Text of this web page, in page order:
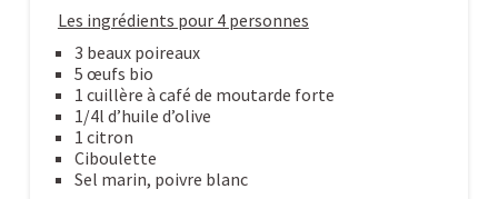
Les ingrédients pour 4 personnes
3 beaux poireaux
5 œufs bio
1 cuillère à café de moutarde forte
1/4l d’huile d’olive
1 citron
Ciboulette
Sel marin, poivre blanc